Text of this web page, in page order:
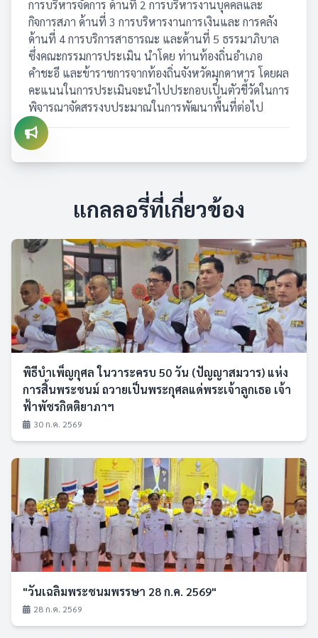
การบริหารจัดการ ด้านที่ 2 การบริหารงานบุคคลและ
กิจการสภา ด้านที่ 3 การบริหารงานการเงินและ การคลัง
ด้านที่ 4 การบริการสาธารณะ และด้านที่ 5 ธรรมาภิบาล
ซึ่งคณะกรรมการประเมิน นำโดย ท่านท้องถิ่นอำเภอ
คำชะอี และข้าราชการจากท้องถิ่นจังหวัดมุกดาหาร โดยผล
คะแนนในการประเมินจะนำไปประกอบเป็นตัวชี้วัดในการ
พิจารณาจัดสรรงบประมาณในการพัฒนาพื้นที่ต่อไป
แกลลอรี่ที่เกี่ยวข้อง
พิธีบำเพ็ญกุศล ในวาระครบ 50 วัน (ปัญญาสมวาร) แห่ง
การสิ้นพระชนม์ ถวายเป็นพระกุศลแด่พระเจ้าลูกเธอ เจ้า
ฟ้าพัชรกิตติยาภาฯ
30 ก.ค. 2569
"วันเฉลิมพระชนมพรรษา 28 ก.ค. 2569"
28 ก.ค. 2569